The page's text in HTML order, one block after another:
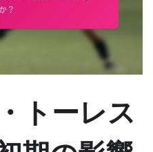
トーレス